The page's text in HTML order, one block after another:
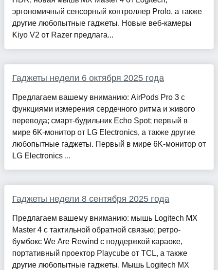
эргономичный сенсорный контроллер Prolo, а также
другие любопытные гаджеты. Новые веб-камеры
Kiyo V2 от Razer предлага...
Гаджеты недели 6 октября 2025 года
Предлагаем вашему вниманию: AirPods Pro 3 с
функциями измерения сердечного ритма и живого
перевода; смарт-будильник Echo Spot; первый в
мире 6K-монитор от LG Electronics, а также другие
любопытные гаджеты. Первый в мире 6K-монитор от
LG Electronics ...
Гаджеты недели 8 сентября 2025 года
Предлагаем вашему вниманию: мышь Logitech MX
Master 4 с тактильной обратной связью; ретро-
бумбокс We Are Rewind с поддержкой караоке,
портативный проектор Playcube от TCL, а также
другие любопытные гаджеты. Мышь Logitech MX